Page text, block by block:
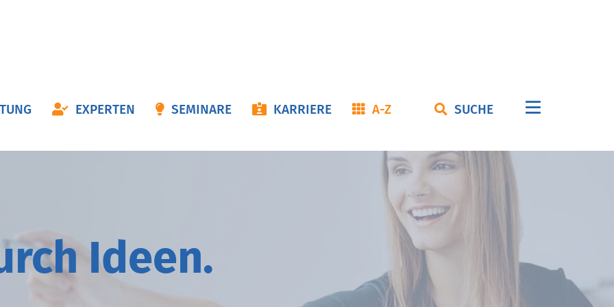
EXPERTEN SEMINARE KARRIERE A-Z SUCHE
Navigation
I deen.